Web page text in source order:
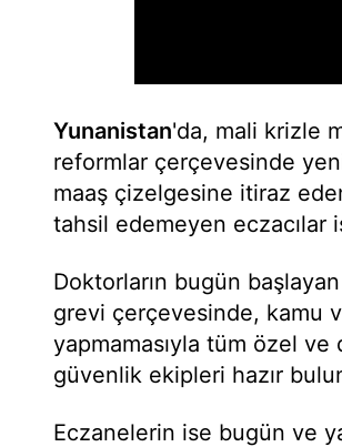
Yunanistan'da, mali krizle
reformlar çerçevesinde
maaş çizelgesine itiraz
tahsil edemeyen eczacılar
Doktorların bugün
grevi çerçevesinde, kamu
yapmamasıyla tüm özel
güvenlik ekipleri hazır
Eczanelerin ise bugün ve